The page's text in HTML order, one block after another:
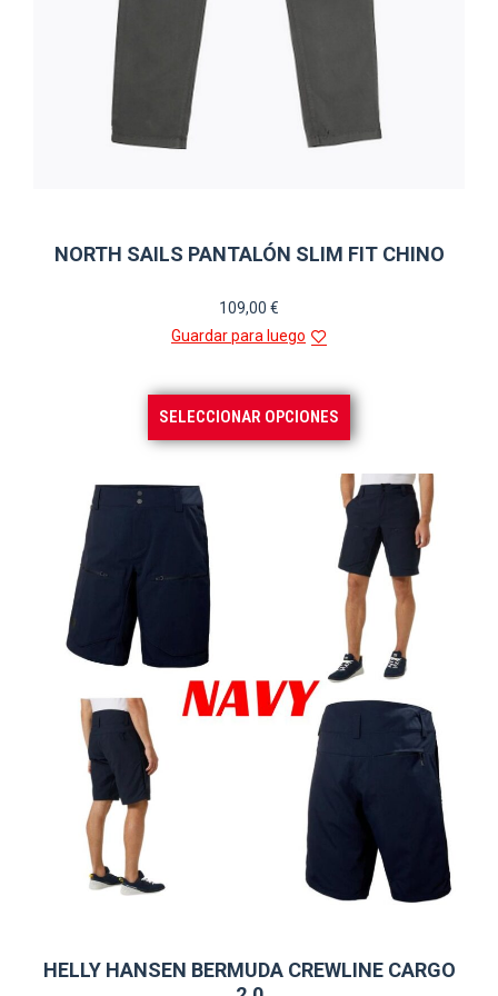
NORTH SAILS PANTALÓN SLIM FIT CHINO
109,00 €
Guardar para luego
SELECCIONAR OPCIONES
producto
múltiples
opciones
se
pueden
elegir
en
producto
HELLY HANSEN BERMUDA CREWLINE CARGO